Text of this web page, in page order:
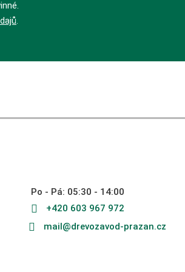
.
Po - Pá: 05:30 - 14:00
+420 603 967 972
mail@drevozavod-prazan.cz